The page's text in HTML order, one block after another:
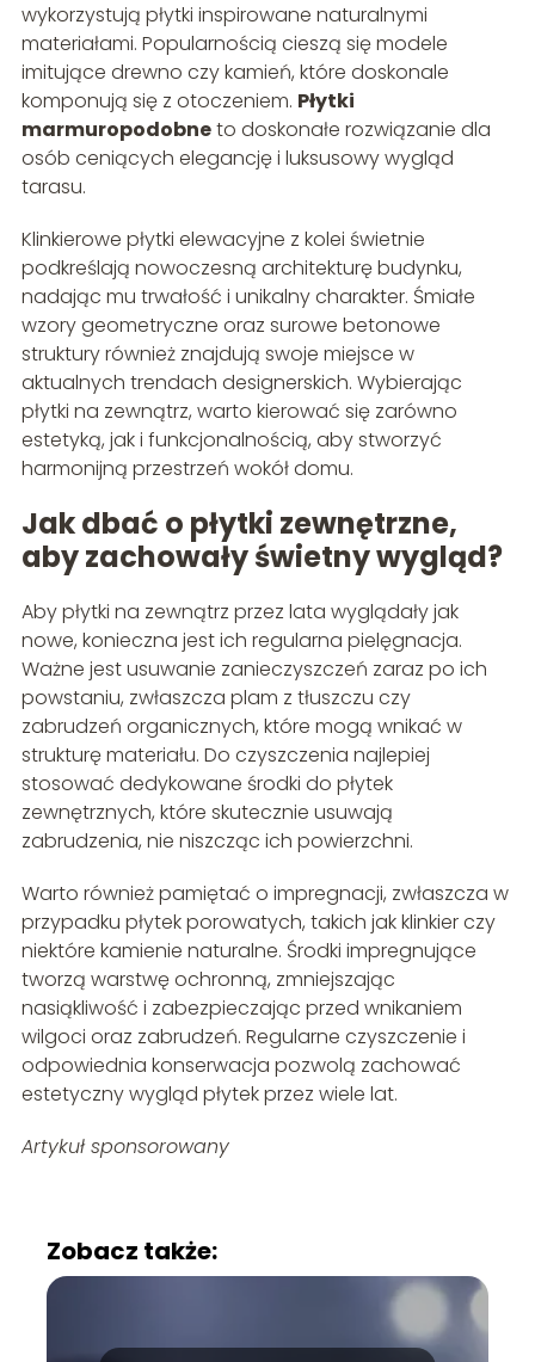
wykorzystują płytki inspirowane naturalnymi
materiałami. Popularnością cieszą się modele
imitujące drewno czy kamień, które doskonale
komponują się z otoczeniem. Płytki
marmuropodobneto doskonałe rozwiązanie dla
osób ceniących elegancję i luksusowy wygląd
tarasu.
Klinkierowe płytki elewacyjne z kolei świetnie
podkreślają nowoczesną architekturę budynku,
nadając mu trwałość i unikalny charakter. Śmiałe
wzory geometryczne oraz surowe betonowe
struktury również znajdują swoje miejsce w
aktualnych trendach designerskich. Wybierając
płytki na zewnątrz, warto kierować się zarówno
estetyką, jak i funkcjonalnością, aby stworzyć
harmonijną przestrzeń wokół domu.
Jak dbać o płytki zewnętrzne,
aby zachowały świetny wygląd?
Aby płytki na zewnątrz przez lata wyglądały jak
nowe, konieczna jest ich regularna pielęgnacja.
Ważne jest usuwanie zanieczyszczeń zaraz po ich
powstaniu, zwłaszcza plam z tłuszczu czy
zabrudzeń organicznych, które mogą wnikać w
strukturę materiału. Do czyszczenia najlepiej
stosować dedykowane środki do płytek
zewnętrznych, które skutecznie usuwają
zabrudzenia, nie niszcząc ich powierzchni.
Warto również pamiętać o impregnacji, zwłaszcza w
przypadku płytek porowatych, takich jak klinkier czy
niektóre kamienie naturalne. Środki impregnujące
tworzą warstwę ochronną, zmniejszając
nasiąkliwość i zabezpieczając przed wnikaniem
wilgoci oraz zabrudzeń. Regularne czyszczenie i
odpowiednia konserwacja pozwolą zachować
estetyczny wygląd płytek przez wiele lat.
Artykuł sponsorowany
Zobacz także: